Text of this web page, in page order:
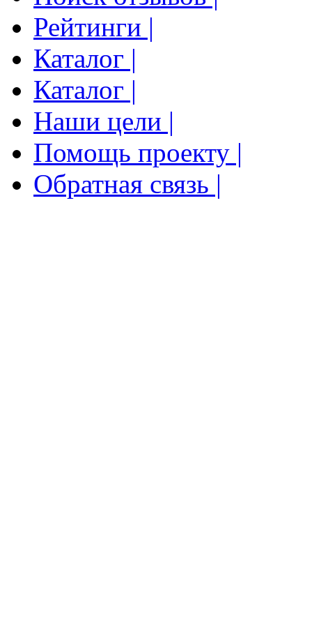
Рейтинги |
Каталог |
Каталог |
Наши цели |
Помощь проекту |
Обратная связь |